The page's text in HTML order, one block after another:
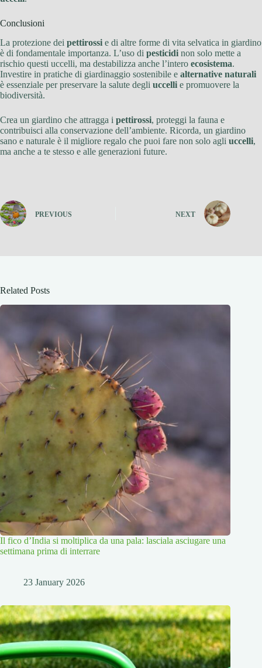
Conclusioni
La protezione dei pettirossi e di altre forme di vita selvatica in giardino
è di fondamentale importanza. L’uso di pesticidi non solo mette a
rischio questi uccelli, ma destabilizza anche l’intero ecosistema.
Investire in pratiche di giardinaggio sostenibile e alternative naturali
è essenziale per preservare la salute degli uccelli e promuovere la
biodiversità.
Crea un giardino che attragga i pettirossi, proteggi la fauna e
contribuisci alla conservazione dell’ambiente. Ricorda, un giardino
sano e naturale è il migliore regalo che puoi fare non solo agli uccelli,
ma anche a te stesso e alle generazioni future.
PREVIOUS NEXT
Related Posts
Il fico d’India si moltiplica da una pala: lasciala asciugare una
settimana prima di interrare
23 January 2026